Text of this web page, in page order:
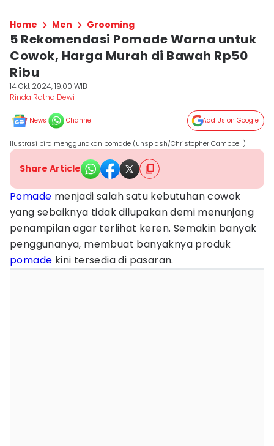
Home Men Grooming
5 Rekomendasi Pomade Warna untuk
Cowok, Harga Murah di Bawah Rp50
Ribu
14 Okt 2024, 19:00 WIB
Rinda Ratna Dewi
News Channel Add Us on Google
Ilustrasi pira menggunakan pomade (unsplash/Christopher Campbell)
Share Article
Pomade menjadi salah satu kebutuhan cowok
yang sebaiknya tidak dilupakan demi menunjang
penampilan agar terlihat keren. Semakin banyak
penggunanya, membuat banyaknya produk
pomade kini tersedia di pasaran.